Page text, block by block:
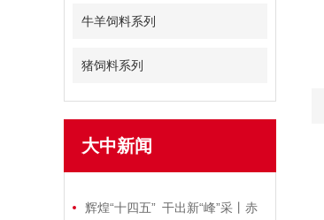
牛羊饲料系列
猪饲料系列
大中新闻
辉煌“十四五” 干出新“峰”采丨赤